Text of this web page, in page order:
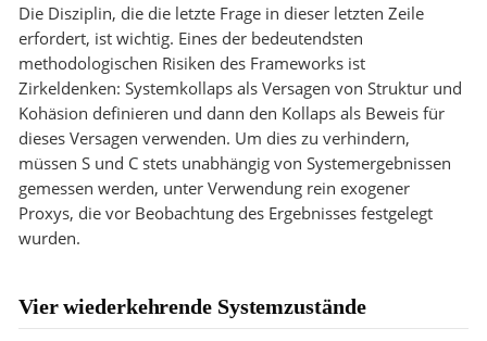
Die Disziplin, die die letzte Frage in dieser letzten Zeile
erfordert, ist wichtig. Eines der bedeutendsten
methodologischen Risiken des Frameworks ist
Zirkeldenken: Systemkollaps als Versagen von Struktur und
Kohäsion definieren und dann den Kollaps als Beweis für
dieses Versagen verwenden. Um dies zu verhindern,
müssen S und C stets unabhängig von Systemergebnissen
gemessen werden, unter Verwendung rein exogener
Proxys, die vor Beobachtung des Ergebnisses festgelegt
wurden.
Vier wiederkehrende Systemzustände